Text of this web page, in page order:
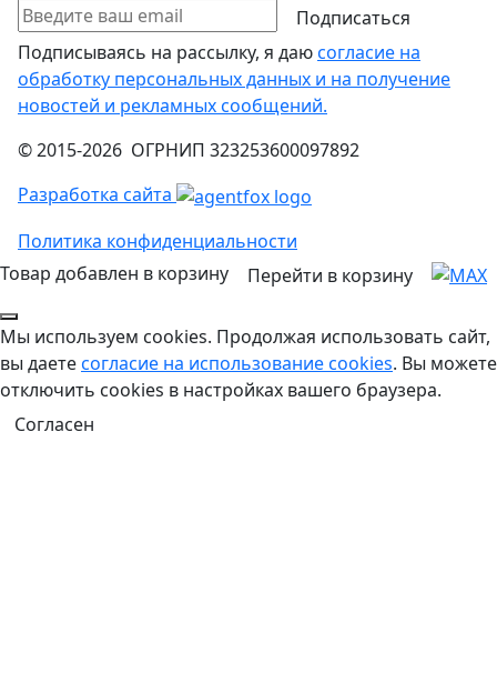
Подписаться
Подписываясь на рассылку, я даюсогласие на
обработку персональных данных и на получение
новостей и рекламных сообщений.
© 2015-2026 ОГРНИП 323253600097892
Разработка сайта
Политика конфиденциальности
Товар добавлен в корзину
Перейти в корзину
Мы используем cookies. Продолжая использовать сайт,
вы даетесогласие на использование cookies. Вы можете
отключить cookies в настройках вашего браузера.
Согласен